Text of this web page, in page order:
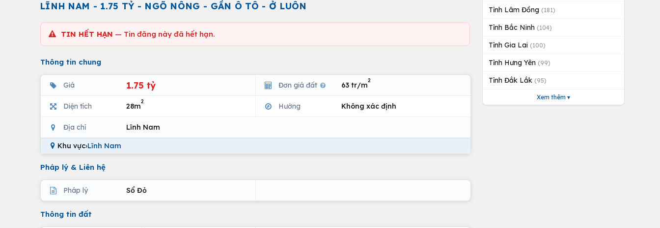
LĨNH NAM - 1.75 TỶ - NGÕ NÔNG - GẦN Ô TÔ - Ở LUÔN
TIN HẾT HẠN — Tin đăng này đã hết hạn.
Thông tin chung
Giá 1.75 tỷ Đơn giá đất 63 tr/m
2
Diện tích 28m
2
Hướng Không xác định
Địa chỉ Lĩnh Nam
Khu vực›Lĩnh Nam
Pháp lý & Liên hệ
Pháp lý Sổ Đỏ
Thông tin đất
Tỉnh Lâm Đồng (181)
Tỉnh Bắc Ninh (104)
Tỉnh Gia Lai (100)
Tỉnh Hưng Yên (99)
Tỉnh Đắk Lắk (95)
Xem thêm ▾